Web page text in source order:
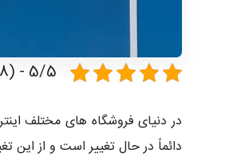
5/5 - (8 امتیاز)
در دنیای فروشگاه های مختلف
دائماً در حال تغییر است و از این